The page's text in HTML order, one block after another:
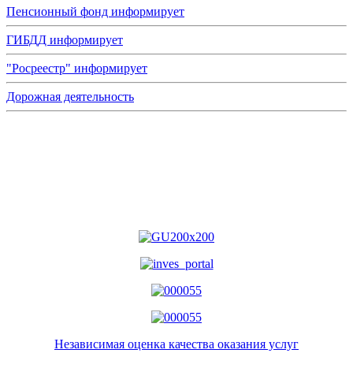
Пенсионный фонд информирует
ГИБДД информирует
"Росреестр" информирует
Дорожная деятельность
Независимая оценка качества оказания услуг